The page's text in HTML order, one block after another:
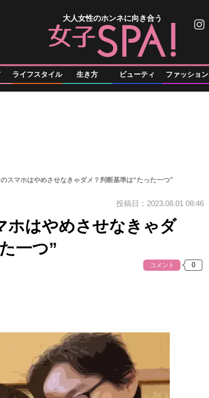
大人女性のホンネに向き合う
ライフスタイル 生き方 ビューティ ファッション
スマホはやめさせなきゃダメ？判断基準は“たった一つ”
投稿日：2023.08.01 08:46
ホはやめさせなきゃダ
一つ”
コメント